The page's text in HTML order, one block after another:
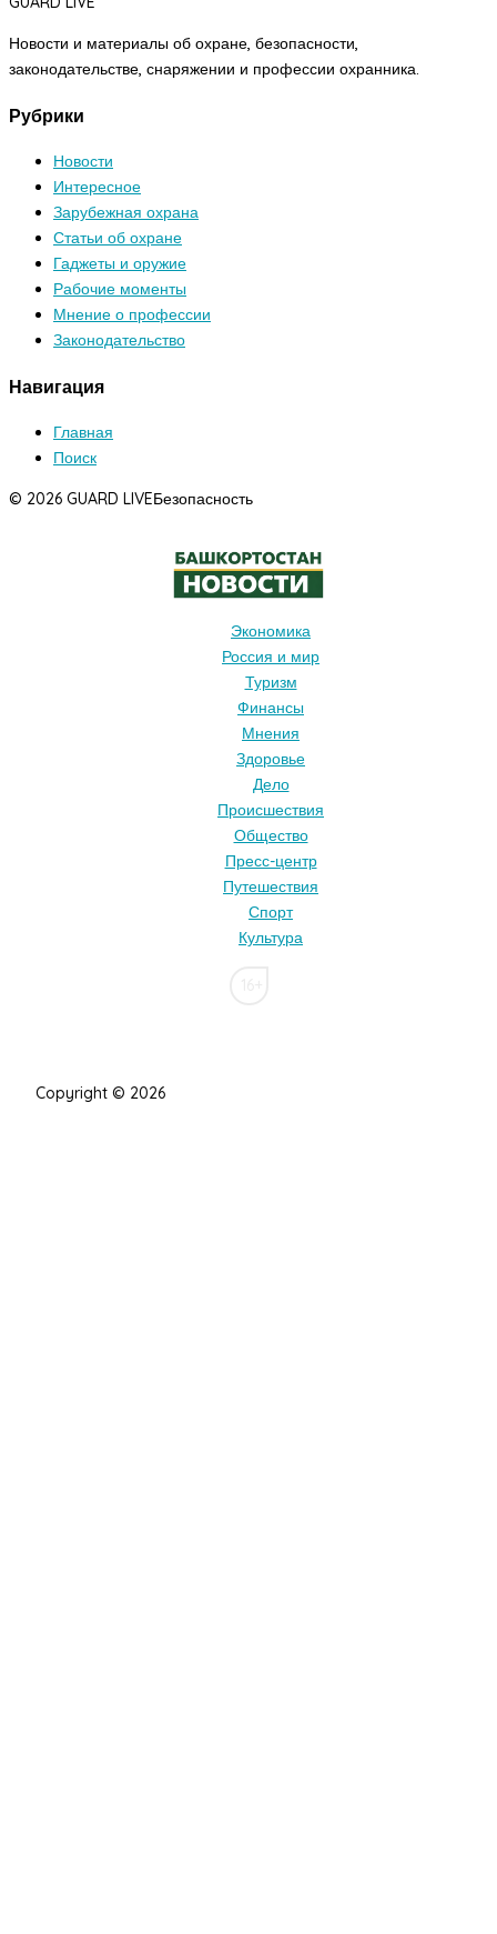
Новости и материалы об охране, безопасности,
законодательстве, снаряжении и профессии охранника.
Рубрики
Новости
Интересное
Зарубежная охрана
Статьи об охране
Гаджеты и оружие
Рабочие моменты
Мнение о профессии
Законодательство
Навигация
Главная
Поиск
© 2026 GUARD LIVEБезопасность
Экономика
Россия и мир
Туризм
Финансы
Мнения
Здоровье
Дело
Происшествия
Общество
Пресс-центр
Путешествия
Спорт
Культура
Copyright © 2026